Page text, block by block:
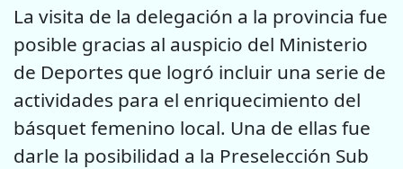
La visita de la delegación a la provincia fue
posible gracias al auspicio del Ministerio
de Deportes que logró incluir una serie de
actividades para el enriquecimiento del
básquet femenino local. Una de ellas fue
darle la posibilidad a la Preselección Sub